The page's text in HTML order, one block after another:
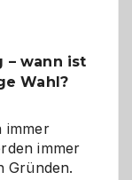
– wann ist
Wahl?
immer
immer
Gründen.